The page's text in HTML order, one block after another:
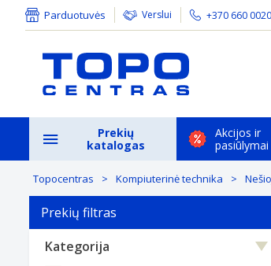
Parduotuvės Verslui +370 660
Prekių
katalogas
Akcijos ir
pasiūlymai
Topocentras Kompiuterinė technika
Prekių filtras
Kategorija